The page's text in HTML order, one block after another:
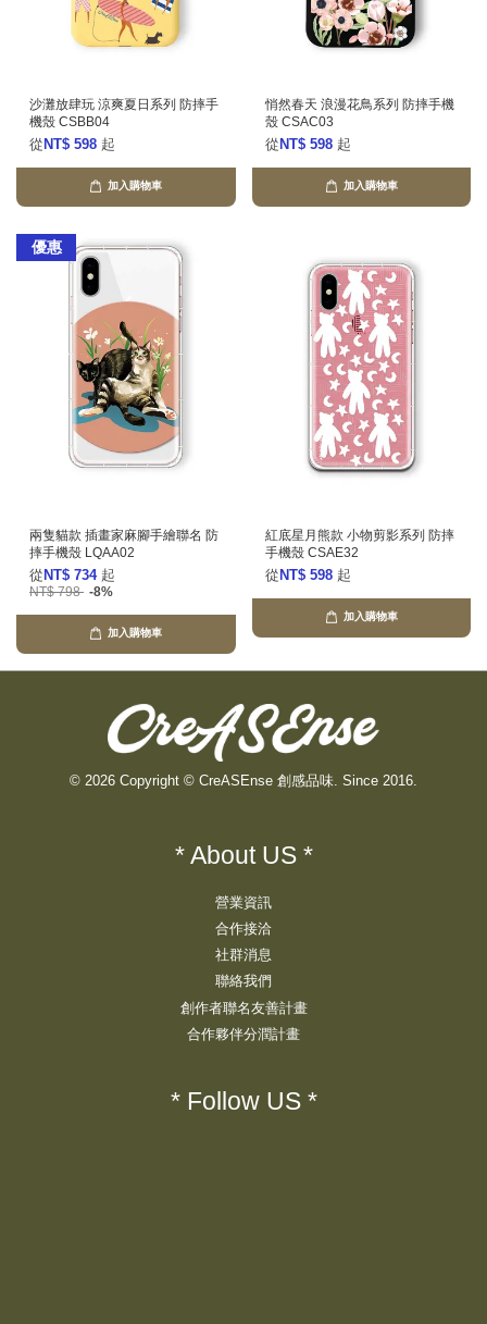
沙灘放肆玩 涼爽夏日系列 防摔手
機殼 CSBB04
從 NT$ 598 起
加入購物車
悄然春天 浪漫花鳥系列 防摔手機
殼 CSAC03
從 NT$ 598 起
加入購物車
優惠
兩隻貓款 插畫家麻腳手繪聯名 防
摔手機殼 LQAA02
從 NT$ 734 起
NT$ 798 -8%
加入購物車
紅底星月熊款 小物剪影系列 防摔
手機殼 CSAE32
從 NT$ 598 起
加入購物車
© 2026 Copyright © CreASEnse 創感品味. Since 2016.
* About US *
營業資訊
合作接洽
社群消息
聯絡我們
創作者聯名友善計畫
合作夥伴分潤計畫
* Follow US *